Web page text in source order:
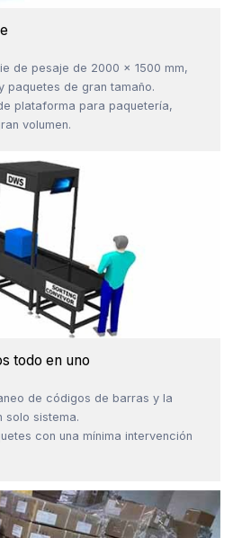
de pesaje de 2000 × 1500 mm,
paquetes de gran tamaño.
plataforma para paquetería,
volumen.
todo en uno
de códigos de barras y la
solo sistema.
con una mínima intervención